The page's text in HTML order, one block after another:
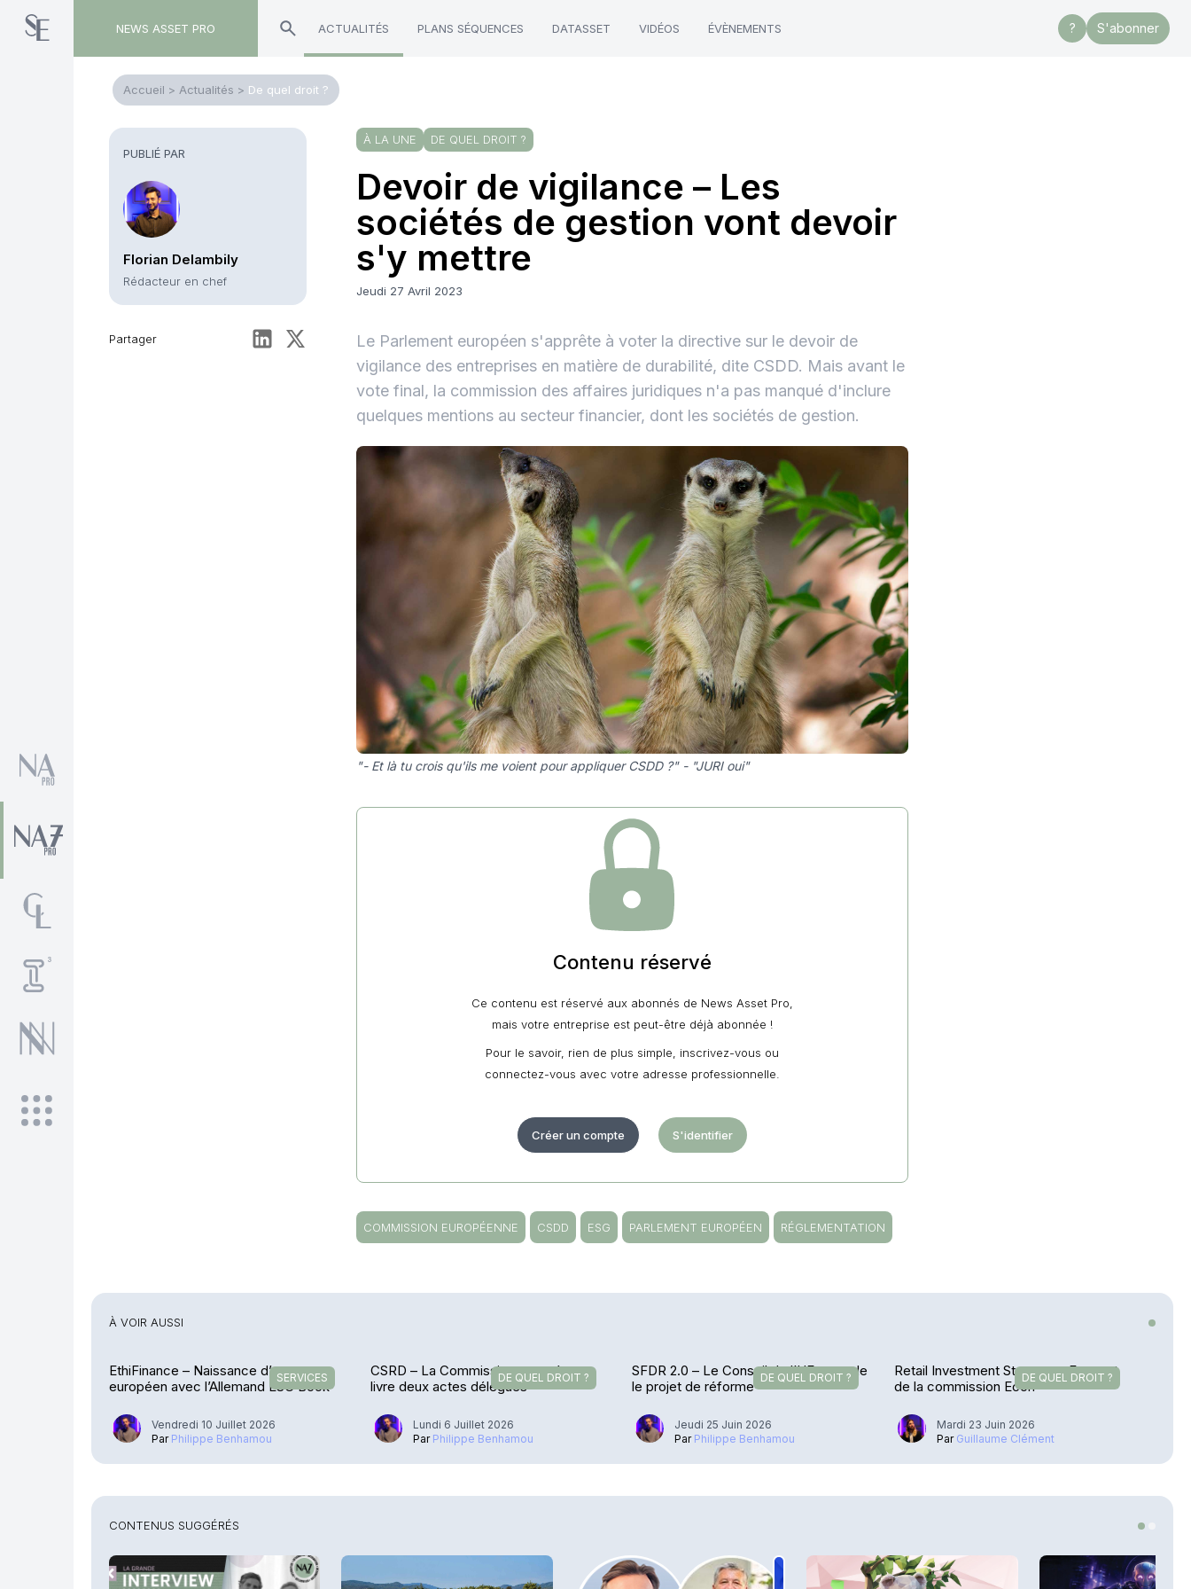
NEWS ASSET PRO ACTUALITÉS PLANS SÉQUENCES DATASSET VIDÉOS ÉVÈNEMENTS ? S'abonner
Accueil > Actualités > De quel droit ?
PUBLIÉ PAR
Florian Delambily
Rédacteur en chef
Partager
À LA UNE DE QUEL DROIT ?
Devoir de vigilance – Les
sociétés de gestion vont devoir
s'y mettre
Jeudi 27 Avril 2023
Le Parlement européen s'apprête à voter la directive sur le devoir de
vigilance des entreprises en matière de durabilité, dite CSDD. Mais avant le
vote final, la commission des affaires juridiques n'a pas manqué d'inclure
quelques mentions au secteur financier, dont les sociétés de gestion.
"- Et là tu crois qu'ils me voient pour appliquer CSDD ?" - "JURI oui"
Contenu réservé
Ce contenu est réservé aux abonnés de News Asset Pro,
mais votre entreprise est peut-être déjà abonnée !
Pour le savoir, rien de plus simple, inscrivez-vous ou
connectez-vous avec votre adresse professionnelle.
Créer un compte S'identifier
COMMISSION EUROPÉENNE CSDD ESG PARLEMENT EUROPÉEN RÉGLEMENTATION
À VOIR AUSSI
SERVICES
EthiFinance – Naissance d’un groupe
européen avec l’Allemand ESG Book
Vendredi 10 Juillet 2026
Par Philippe Benhamou
DE QUEL DROIT ?
CSRD – La Commission européenne
livre deux actes délégués
Lundi 6 Juillet 2026
Par Philippe Benhamou
DE QUEL DROIT ?
SFDR 2.0 – Le Conseil de l’UE amende
le projet de réforme
Jeudi 25 Juin 2026
Par Philippe Benhamou
DE QUEL DROIT ?
Retail Investment Strategy – Feu vert
de la commission Econ
Mardi 23 Juin 2026
Par Guillaume Clément
CONTENUS SUGGÉRÉS